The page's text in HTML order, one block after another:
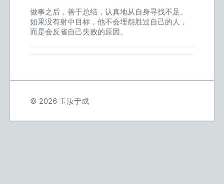
做事之后，善于总结，认真地从自身寻找不足。
如果没有射中目标，他不会埋怨胜过自己的人，
而是会反省自己失败的原因。
© 2026 玉汝于成